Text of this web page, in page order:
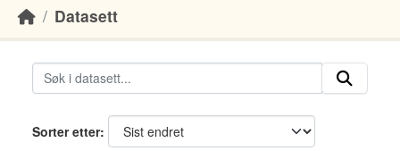
Datasett
Sorter etter